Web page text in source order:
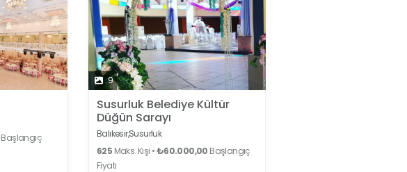
Başlangıç
9
Susurluk Belediye Kültür
Düğün Sarayı
Balıkesir,Susurluk
625 Maks. Kişi •₺60.000,00 Başlangıç
Fiyatı